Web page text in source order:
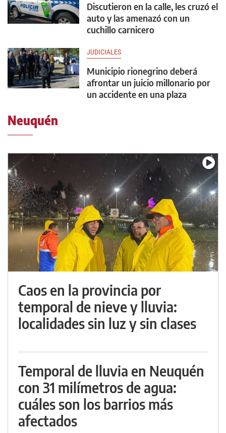
Discutieron en la calle, les cruzó el
auto y las amenazó con un
cuchillo carnicero
JUDICIALES
Municipio rionegrino deberá
afrontar un juicio millonario por
un accidente en una plaza
Neuquén
Caos en la provincia por
temporal de nieve y lluvia:
localidades sin luz y sin clases
Temporal de lluvia en Neuquén
con 31 milímetros de agua:
cuáles son los barrios más
afectados